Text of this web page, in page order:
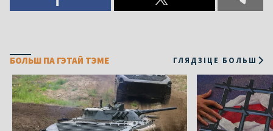
БОЛЬШ ПА ГЭТАЙ ТЭМЕ ГЛЯДЗІЦЕ БОЛЬШ